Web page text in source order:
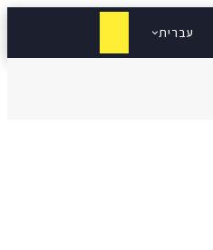
עברית